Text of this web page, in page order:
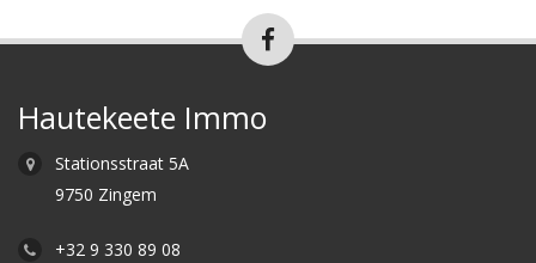
Hautekeete Immo
Stationsstraat 5A
9750 Zingem
+32 9 330 89 08